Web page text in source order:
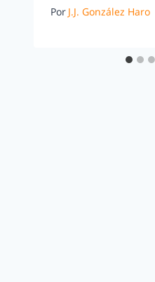
Por J.J. González Haro